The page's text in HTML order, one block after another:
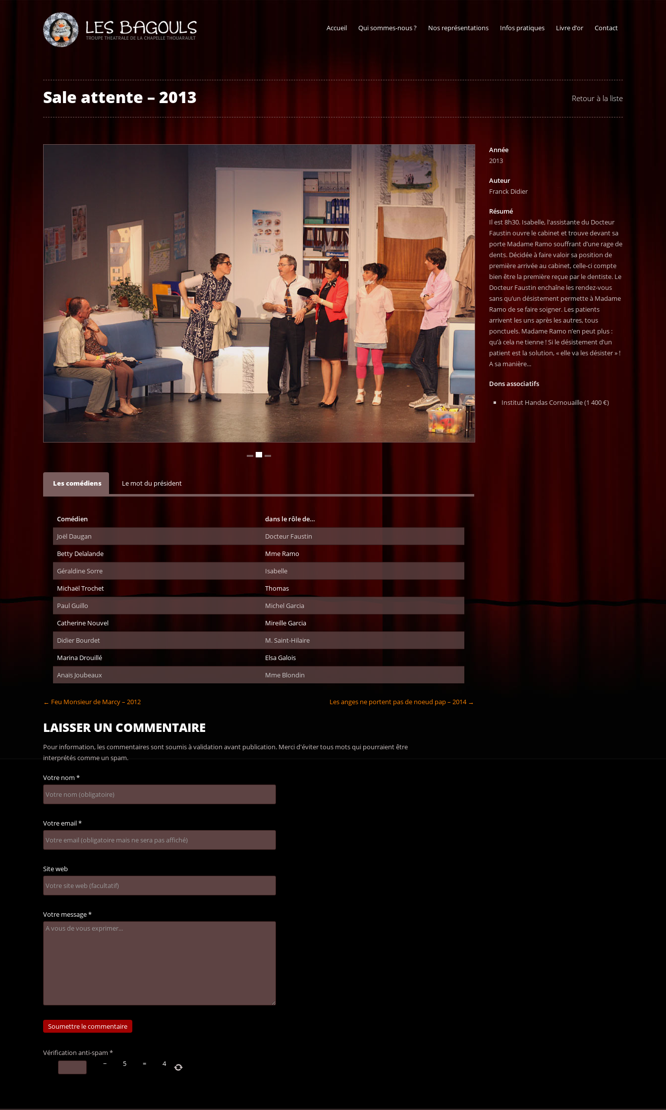
Accueil Qui sommes-nous ? Nos représentations Infos pratiques Livre d’or Contact
Sale attente – 2013 Retour à la liste
Les comédiens Le mot du président
Comédien
dans le rôle de…
Joël Daugan
Docteur Faustin
Betty Delalande
Mme Ramo
Géraldine Sorre
Isabelle
Michaël Trochet
Thomas
Paul Guillo
Michel Garcia
Catherine Nouvel
Mireille Garcia
Didier Bourdet
M. Saint-Hilaire
Marina Drouillé
Elsa Galois
Anaïs Joubeaux
Mme Blondin
← Feu Monsieur de Marcy – 2012 Les anges ne portent pas de noeud pap – 2014 →
Année
2013
Auteur
Franck Didier
Résumé
Il est 8h30. Isabelle, l'assistante du Docteur
Faustin ouvre le cabinet et trouve devant sa
porte Madame Ramo souffrant d’une rage de
dents. Décidée à faire valoir sa position de
première arrivée au cabinet, celle-ci compte
bien être la première reçue par le dentiste. Le
Docteur Faustin enchaîne les rendez-vous
sans qu’un désistement permette à Madame
Ramo de se faire soigner. Les patients
arrivent les uns après les autres, tous
ponctuels. Madame Ramo n’en peut plus :
qu’à cela ne tienne ! Si le désistement d’un
patient est la solution, « elle va les désister » !
A sa manière...
Dons associatifs
Institut Handas Cornouaille (1 400 €)
LAISSER UN COMMENTAIRE
Pour information, les commentaires sont soumis à validation avant publication. Merci d'éviter tous mots qui pourraient être
interprétés comme un spam.
Votre nom *
Votre email*
Site web
Votre message*
Vérification anti-spam *
−
5 = 4